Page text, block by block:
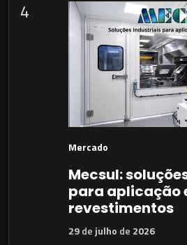
4
Mercado
Mecsul:
para aplicação
revestimentos
29dejulho de 2026